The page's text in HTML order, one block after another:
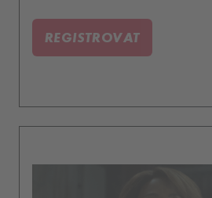
REGISTROVAT